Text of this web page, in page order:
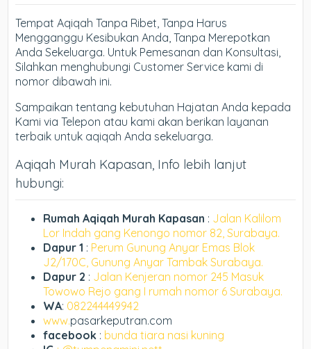
Tempat Aqiqah Tanpa Ribet, Tanpa Harus
Mengganggu Kesibukan Anda, Tanpa Merepotkan
Anda Sekeluarga. Untuk Pemesanan dan Konsultasi,
Silahkan menghubungi Customer Service kami di
nomor dibawah ini.
Sampaikan tentang kebutuhan Hajatan Anda kepada
Kami via Telepon atau kami akan berikan layanan
terbaik untuk aqiqah Anda sekeluarga.
Aqiqah Murah Kapasan, Info lebih lanjut
hubungi:
Rumah Aqiqah Murah Kapasan : Jalan Kalilom
Lor Indah gang Kenongo nomor 82, Surabaya.
Dapur 1 : Perum Gunung Anyar Emas Blok
J2/170C, Gunung Anyar Tambak Surabaya.
Dapur 2 : Jalan Kenjeran nomor 245 Masuk
Towowo Rejo gang I rumah nomor 6 Surabaya.
WA: 082244449942
www.pasarkeputran.com
facebook : bunda tiara nasi kuning